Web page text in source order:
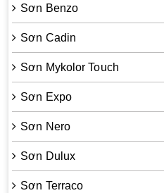
Sơn Benzo
Sơn Cadin
Sơn Mykolor Touch
Sơn Expo
Sơn Nero
Sơn Dulux
Sơn Terraco